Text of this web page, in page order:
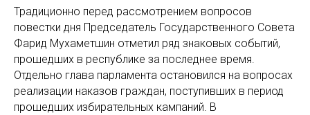
Традиционно перед рассмотрением вопросов
повестки дня Председатель Государственного Совета
Фарид Мухаметшин отметил ряд знаковых событий,
прошедших в республике за последнее время.
Отдельно глава парламента остановился на вопросах
реализации наказов граждан, поступивших в период
прошедших избирательных кампаний. В